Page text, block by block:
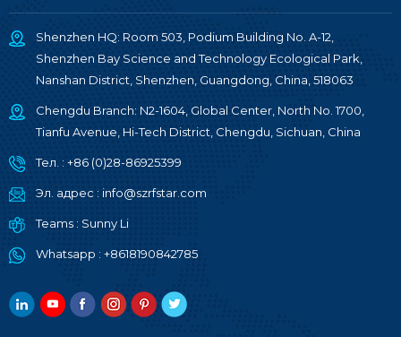
Shenzhen HQ: Room 503, Podium Building No. A-12,
Shenzhen Bay Science and Technology Ecological Park,
Nanshan District, Shenzhen, Guangdong, China, 518063
Chengdu Branch: N2-1604, Global Center, North No. 1700,
Tianfu Avenue, Hi-Tech District, Chengdu, Sichuan, China
Тел. : +86 (0)28-86925399
Эл. адрес : info@szrfstar.com
Teams : Sunny Li
Whatsapp : +8618190842785